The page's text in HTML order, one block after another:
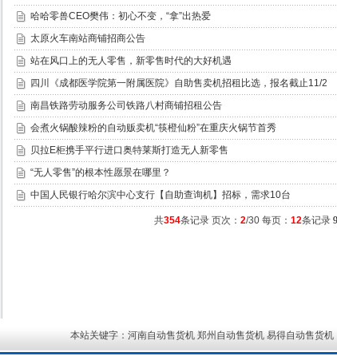
哈哈零兽CEO樊伟：初心不变，“拿”出热爱
太原火车南站商铺招商公告
站在风口上的无人零售，新零售时代的大好机遇
四川《成都医学院第一附属医院》自助售卖机招租比选，报名截止11/2
南昌铁路劳动服务公司铁路八村商铺招租公告
会煮火锅酸辣粉的自动贩卖机“筷橙仙粉”在重庆火锅节首秀
贝拉E柜携手平行进口奥特莱斯打造无人新零售
“无人零售”的根本性愿景在哪里？
中国人民银行哈尔滨中心支行【自助查询机】招标，需求10台
共354条记录 页次： 2/30 每页： 12条记录 9
本站关键字：河南自动售货机 郑州自动售货机 易得自动售货机